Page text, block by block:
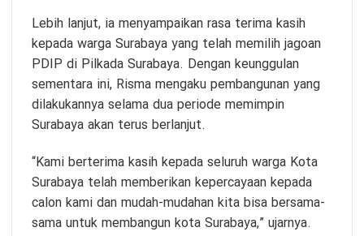
Lebih lanjut, ia menyampaikan rasa terima kasih
kepada warga Surabaya yang telah memilih jagoan
PDIP di Pilkada Surabaya. Dengan keunggulan
sementara ini, Risma mengaku pembangunan yang
dilakukannya selama dua periode memimpin
Surabaya akan terus berlanjut.
“Kami berterima kasih kepada seluruh warga Kota
Surabaya telah memberikan kepercayaan kepada
calon kami dan mudah-mudahan kita bisa bersama-
sama untuk membangun kota Surabaya,” ujarnya.